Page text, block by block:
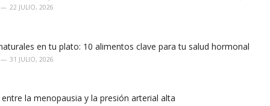
22 JULIO, 2026
en tu plato: 10 alimentos clave para tu salud hormonal
31 JULIO, 2026
la menopausia y la presión arterial alta